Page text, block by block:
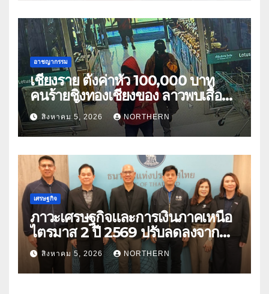
อาชญากรรม
เชียงราย ตั้งค่าหัว 100,000 บาท
คนร้ายชิงทองเชียงของ ลาวพบเสื้อผ้า
คนร้ายตั้งจุดตรวจตามเส้นทาง
สิงหาคม 5, 2026 NORTHERN
เศรษฐกิจ
ภาวะเศรษฐกิจและการเงินภาคเหนือ
ไตรมาส 2 ปี 2569 ปรับลดลงจาก
ราคาพลังงาน ค่าครองชีพ
สิงหาคม 5, 2026 NORTHERN